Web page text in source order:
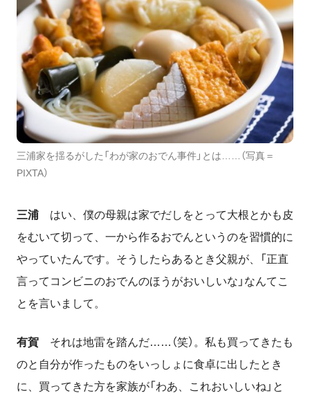
三浦家を揺るがした「わが家のおでん事件」とは……（写真＝
PIXTA）
三浦 はい、僕の母親は家でだしをとって大根とかも皮
をむいて切って、一から作るおでんというのを習慣的に
やっていたんです。そうしたらあるとき父親が、「正直
言ってコンビニのおでんのほうがおいしいな」なんてこ
とを言いまして。
有賀 それは地雷を踏んだ……（笑）。私も買ってきたも
のと自分が作ったものをいっしょに食卓に出したとき
に、買ってきた方を家族が「わあ、これおいしいね」と